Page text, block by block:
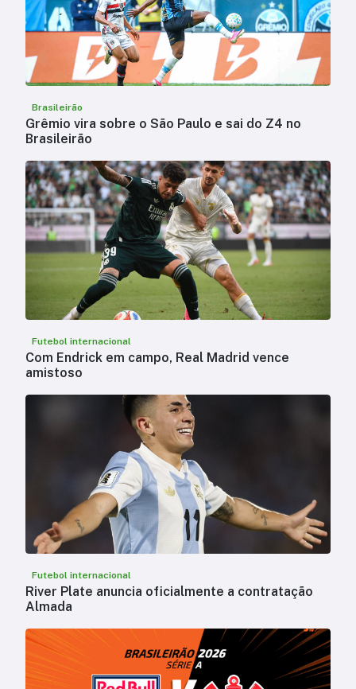
Brasileirão
Grêmio vira sobre o São Paulo e sai do Z4 no
Brasileirão
Futebol internacional
Com Endrick em campo, Real Madrid vence
amistoso
Futebol internacional
River Plate anuncia oficialmente a contratação
Almada